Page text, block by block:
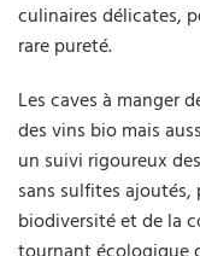
culinaires délicates,
rare pureté.
Les caves à manger
des vins bio mais
un suivi rigoureux
sans sulfites
biodiversité et de la